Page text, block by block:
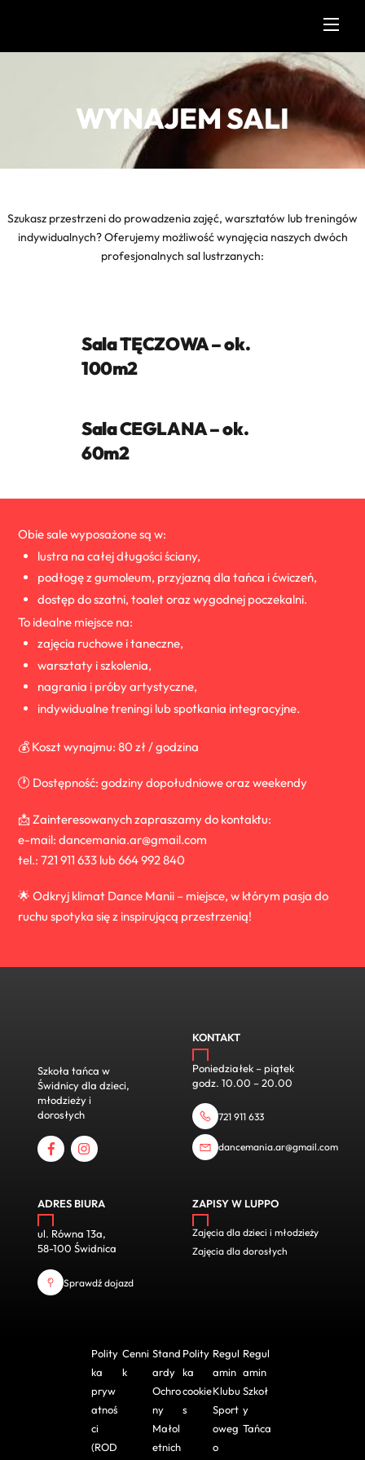
WYNAJEM SALI
Szukasz przestrzeni do prowadzenia zajęć, warsztatów lub treningów
indywidualnych? Oferujemy możliwość wynajęcia naszych dwóch
profesjonalnych sal lustrzanych:
Sala TĘCZOWA – ok.
100m2
Sala CEGLANA – ok.
60m2
Obie sale wyposażone są w:
lustra na całej długości ściany,
podłogę z gumoleum, przyjazną dla tańca i ćwiczeń,
dostęp do szatni, toalet oraz wygodnej poczekalni.
To idealne miejsce na:
zajęcia ruchowe i taneczne,
warsztaty i szkolenia,
nagrania i próby artystyczne,
indywidualne treningi lub spotkania integracyjne.
💰 Koszt wynajmu: 80 zł / godzina
🕐 Dostępność: godziny dopołudniowe oraz weekendy
📩 Zainteresowanych zapraszamy do kontaktu:
e-mail: dancemania.ar@gmail.com
tel.: 721 911 633 lub 664 992 840
🌟 Odkryj klimat Dance Manii – miejsce, w którym pasja do
ruchu spotyka się z inspirującą przestrzenią!
Szkoła tańca w
Świdnicy dla dzieci,
młodzieży i
dorosłych
KONTAKT
Poniedziałek – piątek
godz. 10.00 – 20.00
721 911 633
dancemania.ar@gmail.com
ADRES BIURA
ul. Równa 13a,
58-100 Świdnica
Sprawdź dojazd
ZAPISY W LUPPO
Zajęcia dla dzieci i młodzieży
Zajęcia dla dorosłych
Polity
ka
pryw
atnoś
ci
(ROD
Cenni
k
Stand
ardy
Ochro
ny
Małol
etnich
Polity
ka
cookie
s
Regul
amin
Klubu
Sport
oweg
o
Regul
amin
Szkoł
y
Tańca